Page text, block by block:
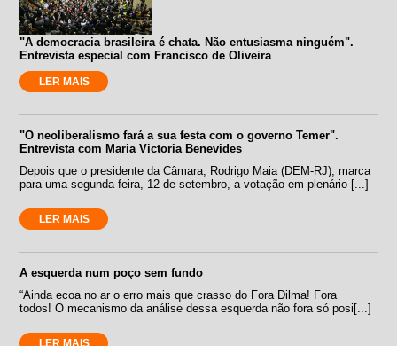
"A democracia brasileira é chata. Não entusiasma ninguém".
Entrevista especial com Francisco de Oliveira
LER MAIS
"O neoliberalismo fará a sua festa com o governo Temer".
Entrevista com Maria Victoria Benevides
Depois que o presidente da Câmara, Rodrigo Maia (DEM-RJ), marca
para uma segunda-feira, 12 de setembro, a votação em plenário [...]
LER MAIS
A esquerda num poço sem fundo
“Ainda ecoa no ar o erro mais que crasso do Fora Dilma! Fora
todos! O mecanismo da análise dessa esquerda não fora só posi[...]
LER MAIS